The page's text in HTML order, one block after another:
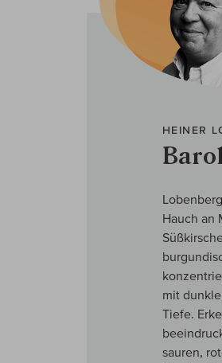
HEINER
Hauch an
mit
Tiefe.
sauren,